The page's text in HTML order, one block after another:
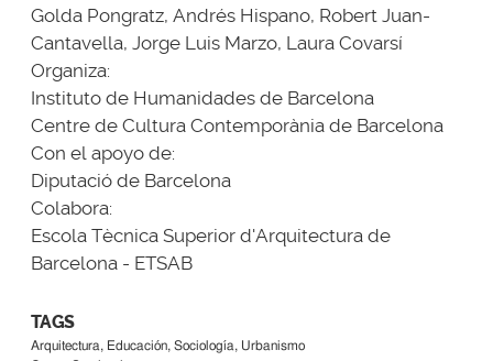
Golda Pongratz, Andrés Hispano, Robert Juan-
Cantavella, Jorge Luis Marzo, Laura Covarsí
Organiza:
Instituto de Humanidades de Barcelona
Centre de Cultura Contemporània de Barcelona
Con el apoyo de:
Diputació de Barcelona
Colabora:
Escola Tècnica Superior d'Arquitectura de
Barcelona - ETSAB
TAGS
Arquitectura, Educación, Sociología, Urbanismo